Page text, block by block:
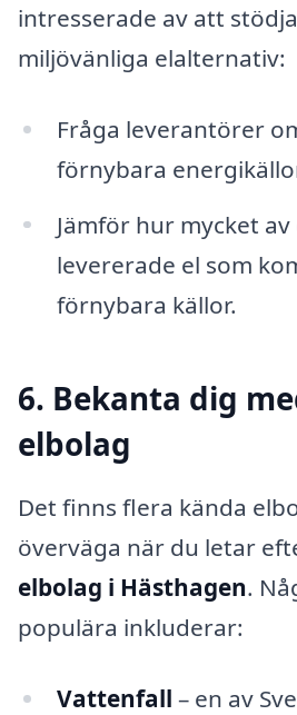
intresserade av att
miljövänliga elalternativ:
Fråga leverantörer
förnybara
Jämför hur mycket av
levererade el som
förnybara källor.
6. Bekanta dig
elbolag
Det finns flera kända
överväga när du letar
elbolag i Hästhagen.
populära inkluderar:
Vattenfall – en av